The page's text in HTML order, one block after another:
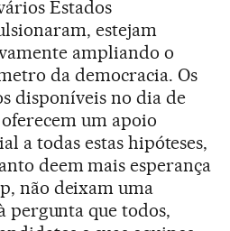
Estados
estejam
ampliando o
da democracia. Os
disponíveis no dia de
um apoio
a todas estas hipóteses,
deem mais esperança
não deixam uma
pergunta que todos,